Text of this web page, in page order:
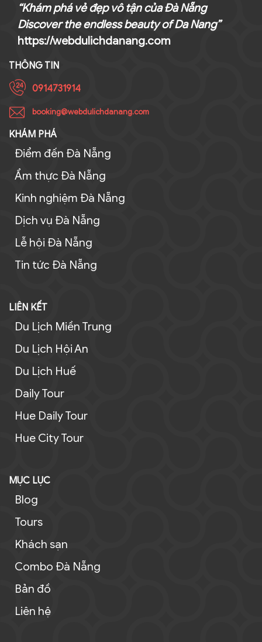
“Khám phá vẻ đẹp vô tận của Đà Nẵng
Discover the endless beauty of Da Nang”
https://webdulichdanang.com
THÔNG TIN
0914731914
booking@webdulichdanang.com
KHÁM PHÁ
Điểm đến Đà Nẵng
Ẩm thực Đà Nẵng
Kinh nghiệm Đà Nẵng
Dịch vụ Đà Nẵng
Lễ hội Đà Nẵng
Tin tức Đà Nẵng
LIÊN KẾT
Du Lịch Miền Trung
Du Lịch Hội An
Du Lịch Huế
Daily Tour
Hue Daily Tour
Hue City Tour
MỤC LỤC
Blog
Tours
Khách sạn
Combo Đà Nẵng
Bản đồ
Liên hệ